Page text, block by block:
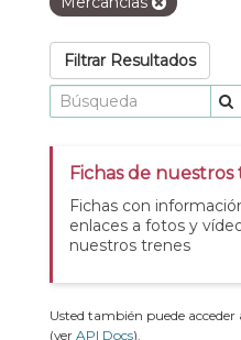
Filtrar Resultados
Fichas de nuestros
Fichas con
enlaces a fotos y
nuestros trenes
Usted también puede
(ver API Docs).